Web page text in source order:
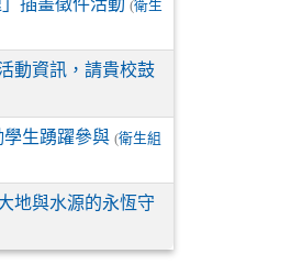
(衛生
動資訊，請貴校鼓
學生踴躍參與 (衛生組
地與水源的永恆守